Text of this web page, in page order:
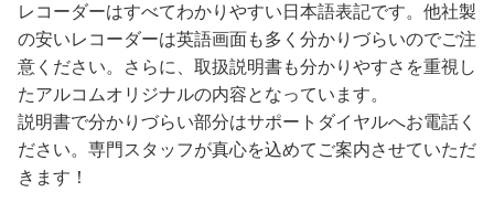
レコーダーはすべてわかりやすい日本語表記です。他社製
の安いレコーダーは英語画面も多く分かりづらいのでご注
意ください。さらに、取扱説明書も分かりやすさを重視し
たアルコムオリジナルの内容となっています。
説明書で分かりづらい部分はサポートダイヤルへお電話く
ださい。専門スタッフが真心を込めてご案内させていただ
きます！